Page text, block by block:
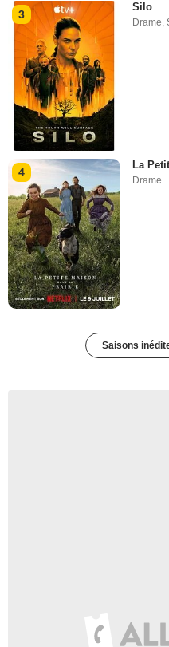
3
Silo
Drame ,
4
La
Drame
Saisons